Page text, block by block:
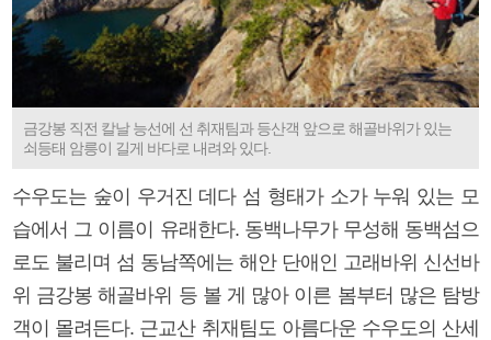
금강봉 직전 칼날 능선에 선 취재팀과 등산객 앞으로 해골바위가 있는
쇠등태 암릉이 길게 바다로 내려와 있다.
수우도는 숲이 우거진 데다 섬 형태가 소가 누워 있는 모
습에서 그 이름이 유래한다. 동백나무가 무성해 동백섬으
로도 불리며 섬 동남쪽에는 해안 단애인 고래바위 신선바
위 금강봉 해골바위 등 볼 게 많아 이른 봄부터 많은 탐방
객이 몰려든다. 근교산 취재팀도 아름다운 수우도의 산세